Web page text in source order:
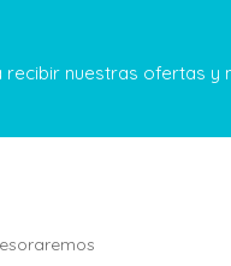
recibir nuestras ofertas y